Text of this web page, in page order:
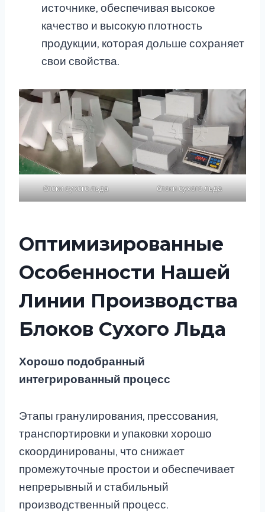
источнике, обеспечивая высокое
качество и высокую плотность
продукции, которая дольше сохраняет
свои свойства.
блоки сухого льда блоки сухого льда
Оптимизированные
Особенности Нашей
Линии Производства
Блоков Сухого Льда
Хорошо подобранный
интегрированный процесс
Этапы гранулирования, прессования,
транспортировки и упаковки хорошо
скоординированы, что снижает
промежуточные простои и обеспечивает
непрерывный и стабильный
производственный процесс.